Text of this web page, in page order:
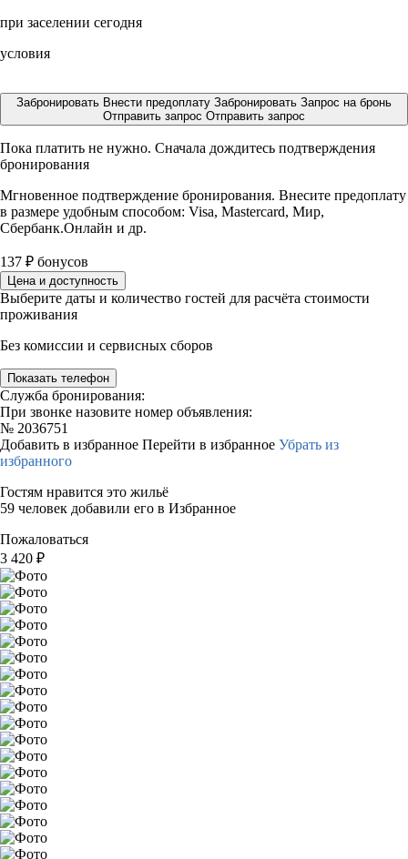
при заселении сегодня
условия
Забронировать Внести предоплату Забронировать Запрос на бронь
Отправить запрос Отправить запрос
Пока платить не нужно. Сначала дождитесь подтверждения
бронирования
Мгновенное подтверждение бронирования. Внесите предоплату
в размере удобным способом: Visa, Mastercard, Мир,
Сбербанк.Онлайн и др.
137 ₽ бонусов
Цена и доступность
Выберите даты и количество гостей для расчёта стоимости
проживания
Без комиссии и сервисных сборов
Показать телефон
Служба бронирования:
При звонке назовите номер объявления:
№ 2036751
Добавить в избранное Перейти в избранное Убрать из
избранного
Гостям нравится это жильё
59 человек добавили его в Избранное
Пожаловаться
3 420 ₽